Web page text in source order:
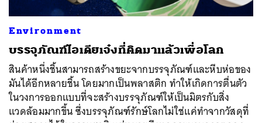
Environment
บรรจุภัณฑ์ไอเดียเจ๋งที่คิดมาแล้วเพื่อโลก
สินค้าหนึ่งชิ้นสามารถสร้างขยะจากบรรจุภัณฑ์และหีบห่อของ
มันได้อีกหลายชิ้น โดยมากเป็นพลาสติก ทำให้เกิดการตื่นตัว
ในวงการออกแบบที่จะสร้างบรรจุภัณฑ์ให้เป็นมิตรกับสิ่ง
แวดล้อมมากขึ้น ซึ่งบรรจุภัณฑ์รักษ์โลกไม่ใช่แค่ทำจากวัสดุที่